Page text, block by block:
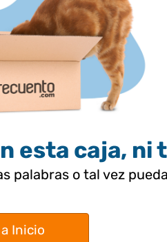
esta caja, ni
palabras o tal vez
Inicio